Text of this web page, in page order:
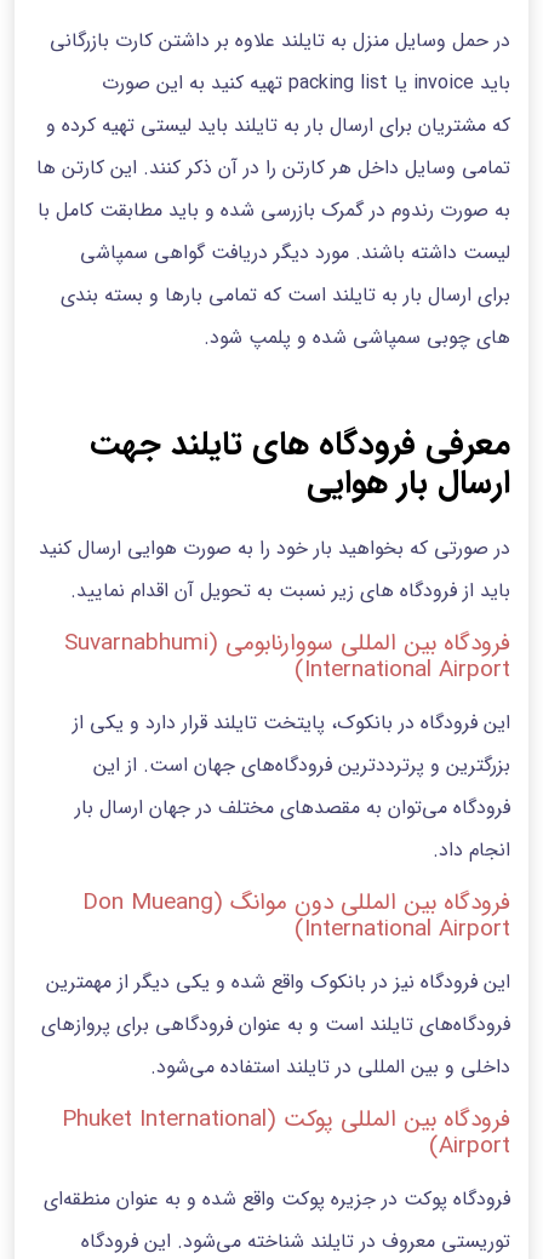
در حمل وسایل منزل به تایلند علاوه بر داشتن کارت بازرگانی
باید invoice یا packing list تهیه کنید به این صورت
که مشتریان برای ارسال بار به تایلند باید لیستی تهیه کرده و
تمامی وسایل داخل هر کارتن را در آن ذکر کنند. این کارتن ها
به صورت رندوم در گمرک بازرسی شده و باید مطابقت کامل با
لیست داشته باشند. مورد دیگر دریافت گواهی سمپاشی
برای ارسال بار به تایلند است که تمامی بارها و بسته بندی
های چوبی سمپاشی شده و پلمپ شود.
معرفی فرودگاه های تایلند جهت
ارسال بار هوایی
در صورتی که بخواهید بار خود را به صورت هوایی ارسال کنید
باید از فرودگاه های زیر نسبت به تحویل آن اقدام نمایید.
فرودگاه بین المللی سووارنابومی (Suvarnabhumi
International Airport)
این فرودگاه در بانکوک، پایتخت تایلند قرار دارد و یکی از
بزرگترین و پرترددترین فرودگاه‌های جهان است. از این
فرودگاه می‌توان به مقصد‌های مختلف در جهان ارسال بار
انجام داد.
فرودگاه بین المللی دون موانگ (Don Mueang
International Airport)
این فرودگاه نیز در بانکوک واقع شده و یکی دیگر از مهمترین
فرودگاه‌های تایلند است و به عنوان فرودگاهی برای پروازهای
داخلی و بین المللی در تایلند استفاده می‌شود.
فرودگاه بین المللی پوکت (Phuket International
Airport)
فرودگاه پوکت در جزیره پوکت واقع شده و به عنوان منطقه‌ای
توریستی معروف در تایلند شناخته می‌شود. این فرودگاه